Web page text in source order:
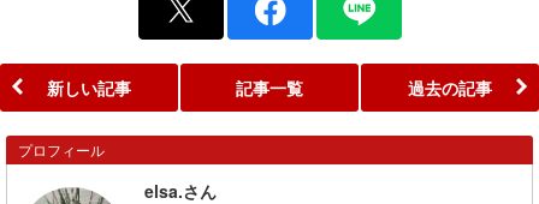
新しい記事 記事一覧 過去の記事
プロフィール
elsa.さん